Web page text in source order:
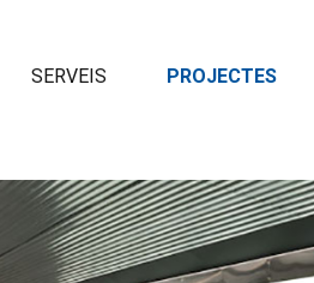
SERVEIS PROJECTES